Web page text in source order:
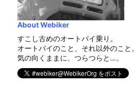
About Webiker
すこし古めのオートバイ乗り。
オートバイのこと、それ以外のこと。
気の向くままに、つらつらと…。